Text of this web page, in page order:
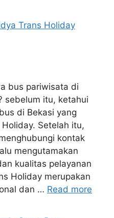
Trans Holiday
bus pariwisata di
sebelum itu, ketahui
di Bekasi yang
Setelah itu,
kontak
mengutamakan
kualitas pelayanan
Holiday merupakan
dan … Read more